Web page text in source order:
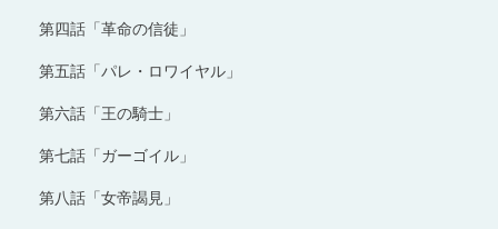
第四話「革命の信徒」
第五話「パレ・ロワイヤル」
第六話「王の騎士」
第七話「ガーゴイル」
第八話「女帝謁見」